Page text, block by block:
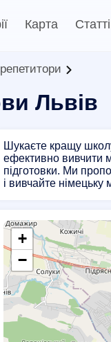
Карта Статті
Львів
Шукаєте кращу
ефективно вивчити
підготовки. Ми
і вивчайте
+
−